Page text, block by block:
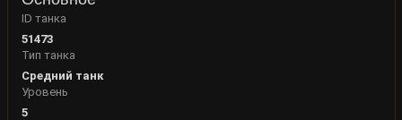
ID танка
51473
Тип танка
Средний танк
Уровень
5